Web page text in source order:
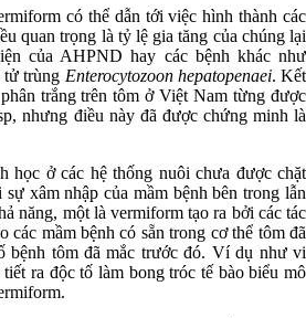
có thể dẫn tới việc hình thành các
quan trọng là tỷ lệ gia tăng của chúng lại
của AHPND hay các bệnh khác như
tử trùng Enterocytozoon hepatopenaei. Kết
trắng trên tôm ở Việt Nam từng được
nhưng điều này đã được chứng minh là
học ở các hệ thống nuôi chưa được chặt
xâm nhập của mầm bệnh bên trong lẫn
năng, một là vermiform tạo ra bởi các tác
các mầm bệnh có sẵn trong cơ thể tôm đã
bệnh tôm đã mắc trước đó. Ví dụ như vi
ra độc tố làm bong tróc tế bào biểu mô